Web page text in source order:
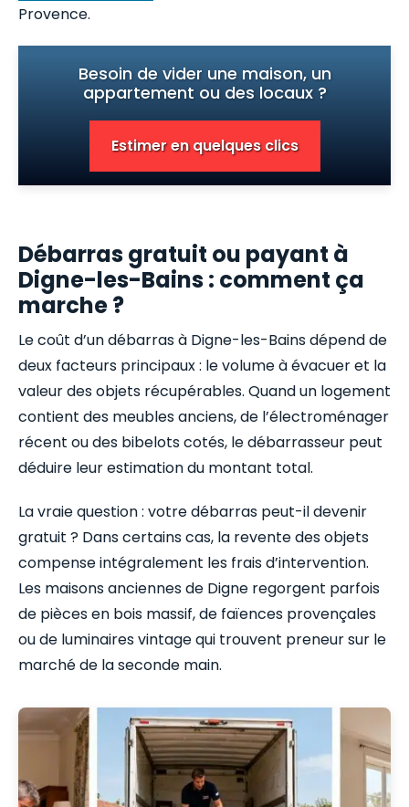
Provence.
Besoin de vider une maison, un
appartement ou des locaux ?
Estimer en quelques clics
Débarras gratuit ou payant à
Digne-les-Bains : comment ça
marche ?
Le coût d’un débarras à Digne-les-Bains dépend de
deux facteurs principaux : le volume à évacuer et la
valeur des objets récupérables. Quand un logement
contient des meubles anciens, de l’électroménager
récent ou des bibelots cotés, le débarrasseur peut
déduire leur estimation du montant total.
La vraie question : votre débarras peut-il devenir
gratuit ? Dans certains cas, la revente des objets
compense intégralement les frais d’intervention.
Les maisons anciennes de Digne regorgent parfois
de pièces en bois massif, de faïences provençales
ou de luminaires vintage qui trouvent preneur sur le
marché de la seconde main.